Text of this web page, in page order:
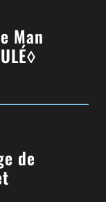
Man
de